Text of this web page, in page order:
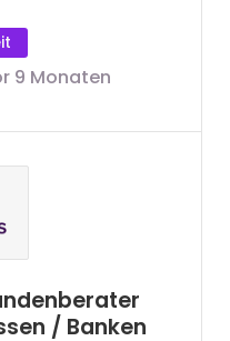
9 Monaten
/ Banken